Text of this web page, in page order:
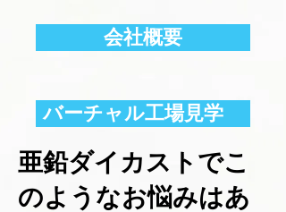
会社概要
バーチャル工場見学
亜鉛ダイカストでこ
のようなお悩みはあ